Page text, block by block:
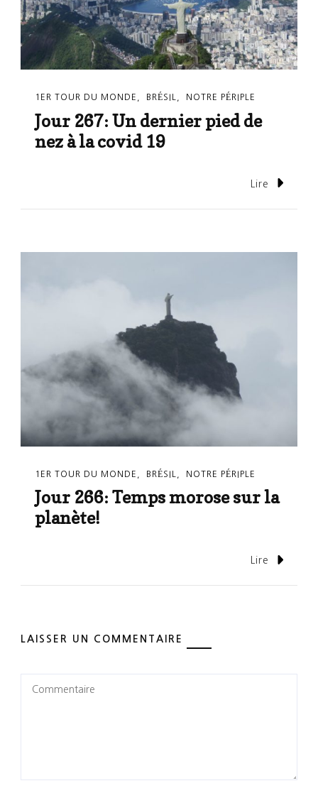
1ER TOUR DU MONDE BRÉSIL NOTRE PÉRIPLE
Jour 267: Un dernier pied de
nez à la covid 19
Lire
1ER TOUR DU MONDE BRÉSIL NOTRE PÉRIPLE
Jour 266: Temps morose sur la
planète!
Lire
LAISSER UN COMMENTAIRE